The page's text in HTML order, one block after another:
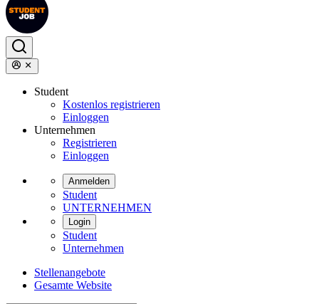
Student
Kostenlos registrieren
Einloggen
Unternehmen
Registrieren
Einloggen
Anmelden
Student
UNTERNEHMEN
Login
Student
Unternehmen
Stellenangebote
Gesamte Website